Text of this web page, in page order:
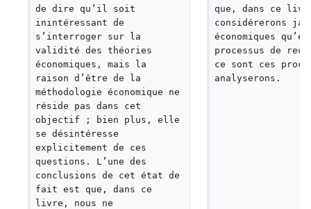
de dire qu’il soit
inintéressant de
s’interroger sur la
validité des théories
économiques, mais la
raison d’être de la
méthodologie économique ne
réside pas dans cet
objectif ; bien plus, elle
se désintéresse
explicitement de ces
questions. L’une des
conclusions de cet état de
fait est que, dans ce
livre, nous ne
que, dans ce
considérerons
économiques
processus de
ce sont ces
analyserons.